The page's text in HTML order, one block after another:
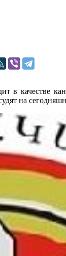
качестве
на